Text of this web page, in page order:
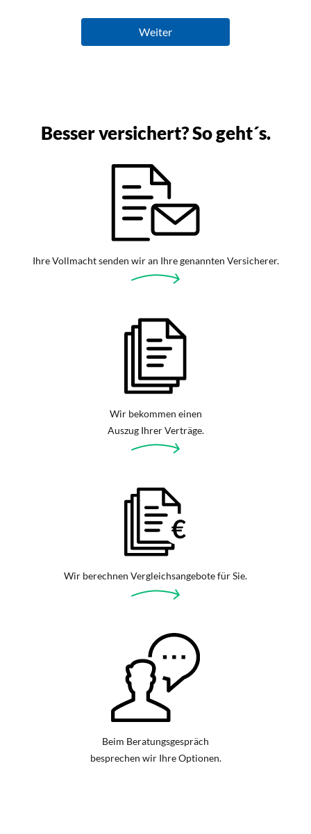
Besser versichert? So geht´s.
Ihre Vollmacht senden wir an Ihre genannten Versicherer.
Wir bekommen einen
Auszug Ihrer Verträge.
Wir berechnen Vergleichsangebote für Sie.
Beim Beratungsgespräch
besprechen wir Ihre Optionen.